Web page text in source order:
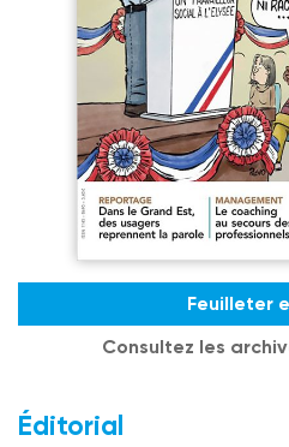
Feuilleter
Consultez les
Éditorial